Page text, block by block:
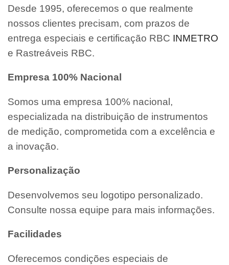
Desde 1995, oferecemos o que realmente
nossos clientes precisam, com prazos de
entrega especiais e certificação RBC INMETRO
e Rastreáveis RBC.
Empresa 100% Nacional
Somos uma empresa 100% nacional,
especializada na distribuição de instrumentos
de medição, comprometida com a excelência e
a inovação.
Personalização
Desenvolvemos seu logotipo personalizado.
Consulte nossa equipe para mais informações.
Facilidades
Oferecemos condições especiais de